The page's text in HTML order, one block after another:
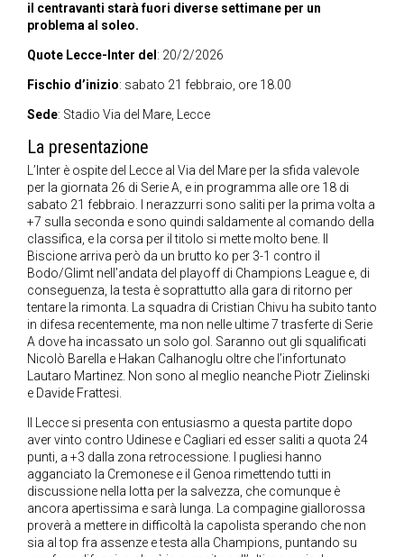
il centravanti starà fuori diverse settimane per un
problema al soleo.
Quote Lecce-Inter del : 20/2/2026
Fischio d’inizio: sabato 21 febbraio, ore 18.00
Sede: Stadio Via del Mare, Lecce
La presentazione
L’Inter è ospite del Lecce al Via del Mare per la sfida valevole
per la giornata 26 di Serie A, e in programma alle ore 18 di
sabato 21 febbraio. I nerazzurri sono saliti per la prima volta a
+7 sulla seconda e sono quindi saldamente al comando della
classifica, e la corsa per il titolo si mette molto bene. Il
Biscione arriva però da un brutto ko per 3-1 contro il
Bodo/Glimt nell’andata del playoff di Champions League e, di
conseguenza, la testa è soprattutto alla gara di ritorno per
tentare la rimonta. La squadra di Cristian Chivu ha subito tanto
in difesa recentemente, ma non nelle ultime 7 trasferte di Serie
A dove ha incassato un solo gol. Saranno out gli squalificati
Nicolò Barella e Hakan Calhanoglu oltre che l’infortunato
Lautaro Martinez. Non sono al meglio neanche Piotr Zielinski
e Davide Frattesi.
Il Lecce si presenta con entusiasmo a questa partite dopo
aver vinto contro Udinese e Cagliari ed esser saliti a quota 24
punti, a +3 dalla zona retrocessione. I pugliesi hanno
agganciato la Cremonese e il Genoa rimettendo tutti in
discussione nella lotta per la salvezza, che comunque è
ancora apertissima e sarà lunga. La compagine giallorossa
proverà a mettere in difficoltà la capolista sperando che non
sia al top fra assenze e testa alla Champions, puntando su